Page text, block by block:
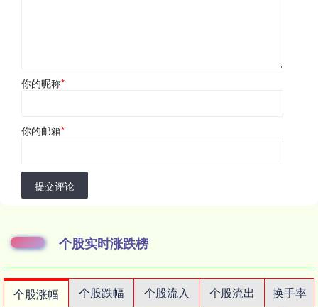
你的昵称*
你的邮箱*
提交评论
个股实时涨跌榜
个股涨幅 个股跌幅 个股流入 个股流出
换手率